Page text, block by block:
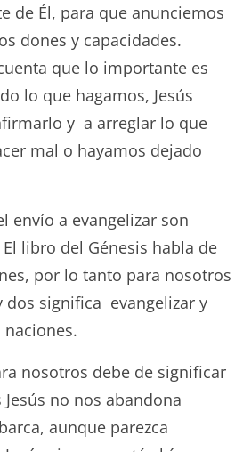
de Él, para que anunciemos
dones y capacidades.
que lo importante es
lo que hagamos, Jesús
y a arreglar lo que
mal o hayamos dejado
envío a evangelizar son
libro del Génesis habla de
por lo tanto para nosotros
dos significa evangelizar y
nosotros debe de significar
no nos abandona
aunque parezca